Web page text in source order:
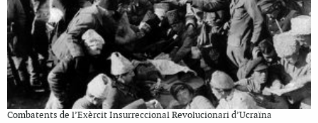
Combatents de l’Exèrcit Insurreccional Revolucionari d’Ucraïna